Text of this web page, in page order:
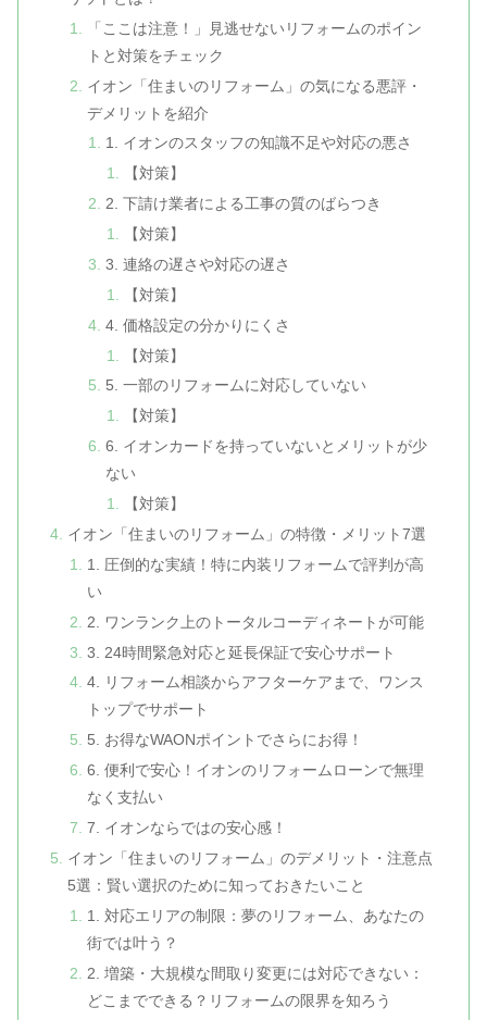
「ここは注意！」見逃せないリフォームのポイン
トと対策をチェック
イオン「住まいのリフォーム」の気になる悪評・
デメリットを紹介
1. イオンのスタッフの知識不足や対応の悪さ
【対策】
2. 下請け業者による工事の質のばらつき
【対策】
3. 連絡の遅さや対応の遅さ
【対策】
4. 価格設定の分かりにくさ
【対策】
5. 一部のリフォームに対応していない
【対策】
6. イオンカードを持っていないとメリットが少
ない
【対策】
イオン「住まいのリフォーム」の特徴・メリット7選
1. 圧倒的な実績！特に内装リフォームで評判が高
い
2. ワンランク上のトータルコーディネートが可能
3. 24時間緊急対応と延長保証で安心サポート
4. リフォーム相談からアフターケアまで、ワンス
トップでサポート
5. お得なWAONポイントでさらにお得！
6. 便利で安心！イオンのリフォームローンで無理
なく支払い
7. イオンならではの安心感！
イオン「住まいのリフォーム」のデメリット・注意点
5選：賢い選択のために知っておきたいこと
1. 対応エリアの制限：夢のリフォーム、あなたの
街では叶う？
2. 増築・大規模な間取り変更には対応できない：
どこまでできる？リフォームの限界を知ろう